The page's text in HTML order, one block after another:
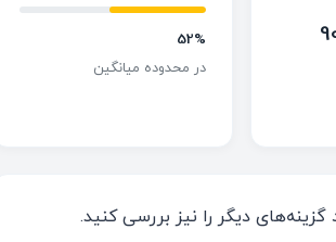
52%
در محدوده میانگین
دیگر را نیز بررسی کنید.